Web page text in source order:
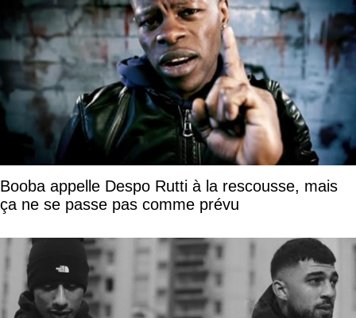
Booba appelle Despo Rutti à la rescousse, mais
ça ne se passe pas comme prévu